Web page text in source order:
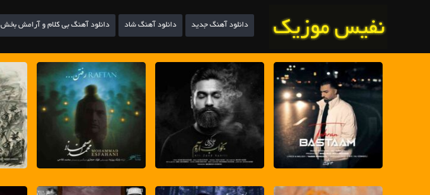
دانلود آهنگ جدید دانلود آهنگ شاد دانلود آهنگ بی کلام و آرامش بخش